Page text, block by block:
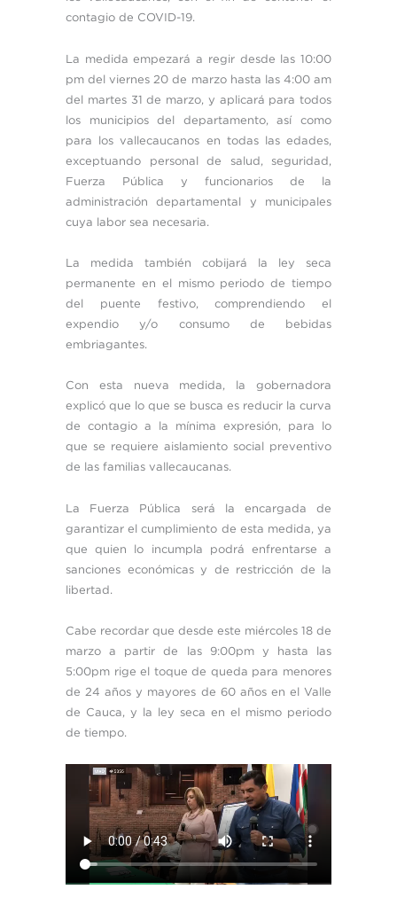
contagio de COVID-19.
La medida empezará a regir desde las 10:00
pm del viernes 20 de marzo hasta las 4:00 am
del martes 31 de marzo, y aplicará para todos
los municipios del departamento, así como
para los vallecaucanos en todas las edades,
exceptuando personal de salud, seguridad,
Fuerza Pública y funcionarios de la
administración departamental y municipales
cuya labor sea necesaria.
La medida también cobijará la ley seca
permanente en el mismo periodo de tiempo
del puente festivo, comprendiendo el
expendio y/o consumo de bebidas
embriagantes.
Con esta nueva medida, la gobernadora
explicó que lo que se busca es reducir la curva
de contagio a la mínima expresión, para lo
que se requiere aislamiento social preventivo
de las familias vallecaucanas.
La Fuerza Pública será la encargada de
garantizar el cumplimiento de esta medida, ya
que quien lo incumpla podrá enfrentarse a
sanciones económicas y de restricción de la
libertad.
Cabe recordar que desde este miércoles 18 de
marzo a partir de las 9:00pm y hasta las
5:00pm rige el toque de queda para menores
de 24 años y mayores de 60 años en el Valle
de Cauca, y la ley seca en el mismo periodo
de tiempo.